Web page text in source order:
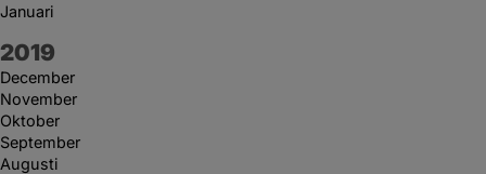
Januari
År:
2019
December
November
Oktober
September
Augusti